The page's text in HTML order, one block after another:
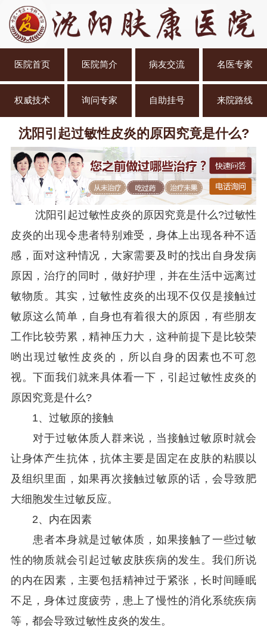
医院首页 医院简介 病友交流 名医专家
权威技术 询问专家 自助挂号 来院路线
沈阳引起过敏性皮炎的原因究竟是什么?
沈阳引起过敏性皮炎的原因究竟是什么?过敏性
皮炎的出现令患者特别难受，身体上出现各种不适
感，面对这种情况，大家需要及时的找出自身发病
原因，治疗的同时，做好护理，并在生活中远离过
敏物质。其实，过敏性皮炎的出现不仅仅是接触过
敏原这么简单，自身也有着很大的原因，有些朋友
工作比较劳累，精神压力大，这种前提下是比较荣
哟出现过敏性皮炎的，所以自身的因素也不可忽
视。下面我们就来具体看一下，引起过敏性皮炎的
原因究竟是什么?
1、过敏原的接触
对于过敏体质人群来说，当接触过敏原时就会
让身体产生抗体，抗体主要是固定在皮肤的粘膜以
及组织里面，如果再次接触过敏原的话，会导致肥
大细胞发生过敏反应。
2、内在因素
患者本身就是过敏体质，如果接触了一些过敏
性的物质就会引起过敏皮肤疾病的发生。我们所说
的内在因素，主要包括精神过于紧张，长时间睡眠
不足，身体过度疲劳，患上了慢性的消化系统疾病
等，都会导致过敏性皮炎的发生。